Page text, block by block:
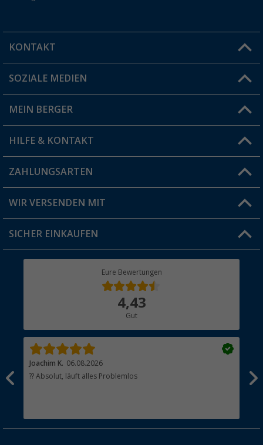
KONTAKT
Du hast eine Frage?
Filiale finden
SOZIALE MEDIEN
MEIN BERGER
Vorteilskarte
Blog
Jobs & Karriere
HILFE & KONTAKT
FAQ & Kontakt
Versandinformationen
Rücksendung
ZAHLUNGSARTEN
WIR VERSENDEN MIT
SICHER EINKAUFEN
Eure Bewertungen
4,43
Gut
Joachim K. 06.08.2026
?? Absolut, läuft alles Problemlos